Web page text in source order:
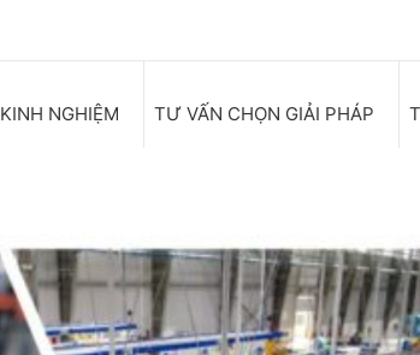
KINH NGHIỆM TƯ VẤN CHỌN GIẢI PHÁP